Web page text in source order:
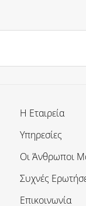
Η Εταιρεία
Υπηρεσίες
Οι Άνθρωποι
Συχνές
Επικοινωνία